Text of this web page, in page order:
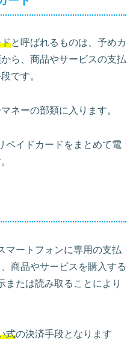
と呼ばれるものは、予めカ
ら、商品やサービスの支払
です。
ネーの部類に入ります。
ペイドカードをまとめて電
マートフォンに専用の支払
商品やサービスを購入する
または読み取ることにより
式の決済手段となります